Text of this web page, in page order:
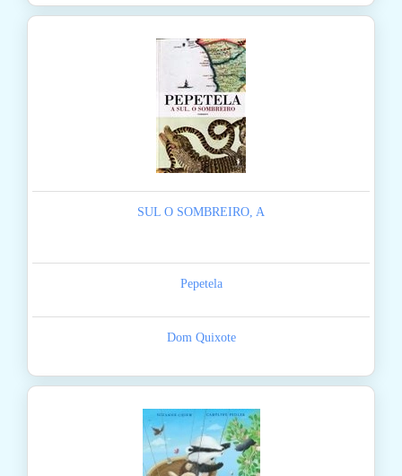
SUL O SOMBREIRO, A
Pepetela
Dom Quixote